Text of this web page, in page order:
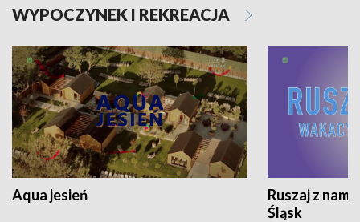
WYPOCZYNEK I REKREACJA
Aqua jesień
Ruszaj z
Śląsk